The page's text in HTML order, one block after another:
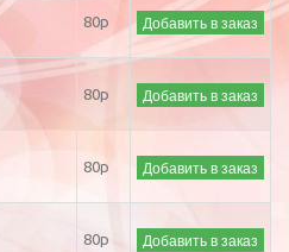
80р Добавить в заказ
80р Добавить в заказ
80р Добавить в заказ
80р Добавить в заказ